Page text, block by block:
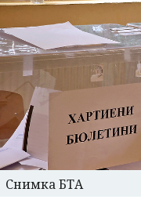
Снимка БТА